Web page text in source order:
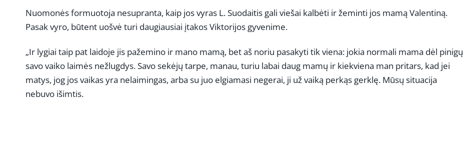
Nuomonės formuotoja nesupranta, kaip jos vyras L. Suodaitis gali viešai kalbėti ir žeminti jos mamą Valentiną.
Pasak vyro, būtent uošvė turi daugiausiai įtakos Viktorijos gyvenime.
„Ir lygiai taip pat laidoje jis pažemino ir mano mamą, bet aš noriu pasakyti tik viena: jokia normali mama dėl pinigų
savo vaiko laimės nežlugdys. Savo sekėjų tarpe, manau, turiu labai daug mamų ir kiekviena man pritars, kad jei
matys, jog jos vaikas yra nelaimingas, arba su juo elgiamasi negerai, ji už vaiką perkąs gerklę. Mūsų situacija
nebuvo išimtis.